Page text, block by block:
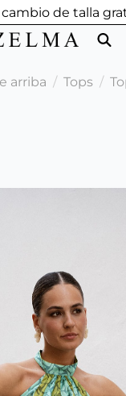
de talla
for:
arriba Tops